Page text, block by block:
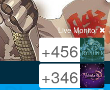
Live Monitor
+234
+456